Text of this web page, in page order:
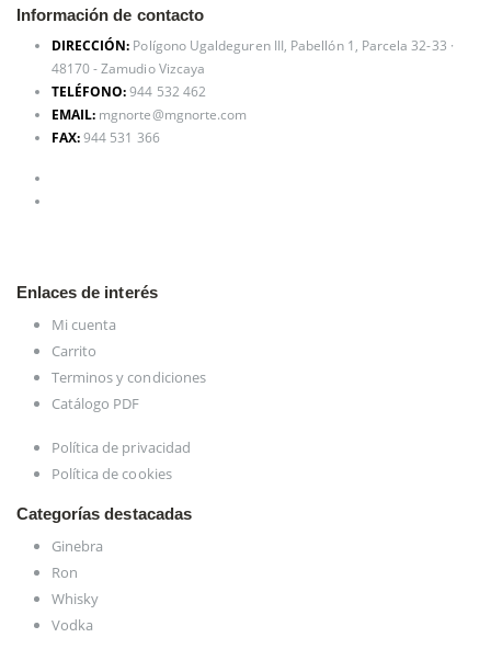
Información de contacto
DIRECCIÓN: Polígono Ugaldeguren III, Pabellón 1, Parcela 32-33 ·
48170 - Zamudio Vizcaya
TELÉFONO:944 532 462
EMAIL: mgnorte@mgnorte.com
FAX:944 531 366
Enlaces de interés
Mi cuenta
Carrito
Terminos y condiciones
Catálogo PDF
Política de privacidad
Política de cookies
Categorías destacadas
Ginebra
Ron
Whisky
Vodka